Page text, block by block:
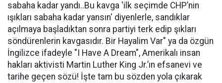
sabaha kadar yandı..Bu kavga 'ilk seçimde CHP’nin
ışıkları sabaha kadar yansın' diyenlerle, sandıklar
açılmaya başladıktan sonra partiyi terk edip şıkları
söndürenlerin kavgasıdır. Bir Hayalim Var" ya da özgün
İngilizce ifadeyle "I Have A Dream", Amerikalı insan
hakları aktivisti Martin Luther King Jr.’ın efsanevi ve
tarihe geçen sözü! İşte tam bu sözden yola çıkarak